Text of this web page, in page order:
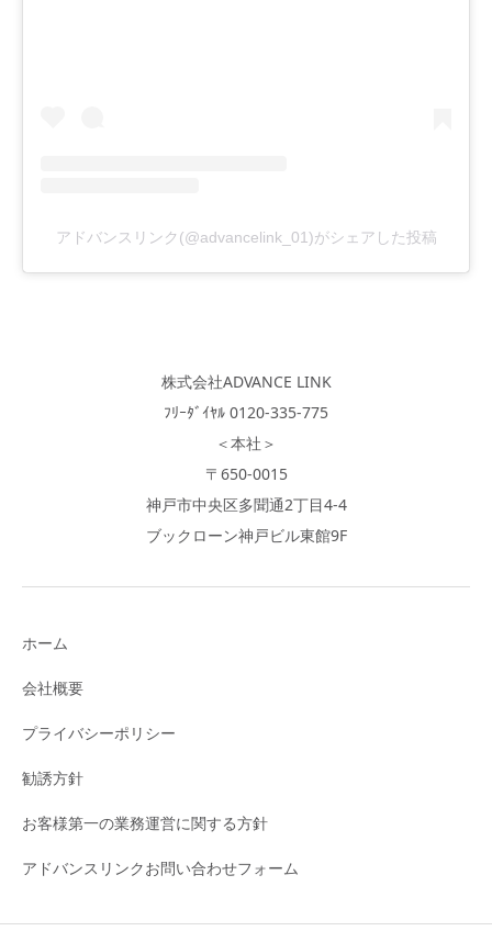
アドバンスリンク(@advancelink_01)がシェアした投稿
株式会社ADVANCE LINK
ﾌﾘｰﾀﾞｲﾔﾙ 0120-335-775
＜本社＞
〒650-0015
神戸市中央区多聞通2丁目4-4
ブックローン神戸ビル東館9F
ホーム
会社概要
プライバシーポリシー
勧誘方針
お客様第一の業務運営に関する方針
アドバンスリンクお問い合わせフォーム